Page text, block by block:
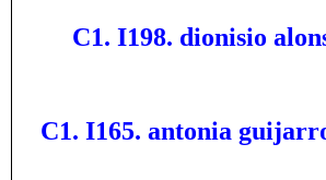
C1. I198. dionisio
C1. I165. antonia